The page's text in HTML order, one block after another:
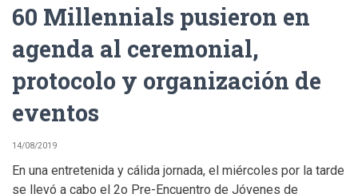
60 Millennials pusieron en
agenda al ceremonial,
protocolo y organización de
eventos
14/08/2019
En una entretenida y cálida jornada, el miércoles por la tarde
se llevó a cabo el 2o Pre-Encuentro de Jóvenes de